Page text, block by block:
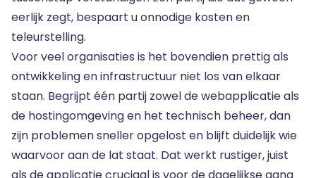
eerlijk zegt, bespaart u onnodige kosten en
teleurstelling.
Voor veel organisaties is het bovendien prettig als
ontwikkeling en infrastructuur niet los van elkaar
staan. Begrijpt één partij zowel de webapplicatie als
de hostingomgeving en het technisch beheer, dan
zijn problemen sneller opgelost en blijft duidelijk wie
waarvoor aan de lat staat. Dat werkt rustiger, juist